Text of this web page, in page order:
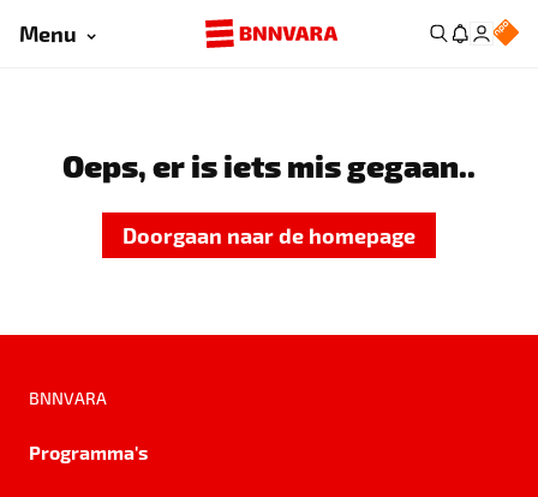
Menu
Oeps, er is iets mis gegaan..
Doorgaan naar de homepage
BNNVARA
Programma's